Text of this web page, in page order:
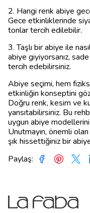
2. Hangi renk abiye
Gece etkinliklerinde
tonlar tercih edilebilir.
3. Taşlı bir abiye ile
abiye giyiyorsanız,
tercih edebilirsiniz.
Abiye seçimi, hem
etkinliğin konseptini
Doğru renk, kesim ve
yansıtabilirsiniz. Bu
uygun abiye
Unutmayın, önemli
şık hissettiğiniz bir
Paylaş: